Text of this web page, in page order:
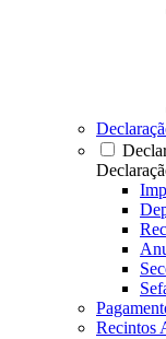
Recintos